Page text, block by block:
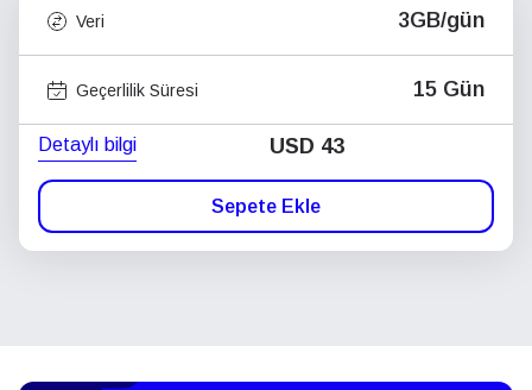
Veri 3GB/gün
Geçerlilik Süresi 15 Gün
Detaylı bilgi USD 43
Sepete Ekle